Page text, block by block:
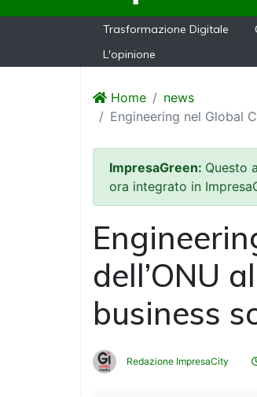
Trasformazione Digitale
L'opinione
Home
news
Engineering nel Global
ImpresaGreen: Questo
ora integrato in
dell’ONU
business
Redazione ImpresaCity